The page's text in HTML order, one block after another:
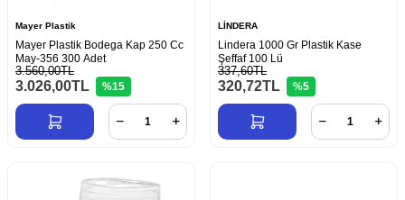
Mayer Plastik
Mayer Plastik Bodega Kap 250 Cc
May-356 300 Adet
3.560,00TL
3.026,00TL %15
LİNDERA
Lindera 1000 Gr Plastik Kase
Şeffaf 100 Lü
337,60TL
320,72TL %5